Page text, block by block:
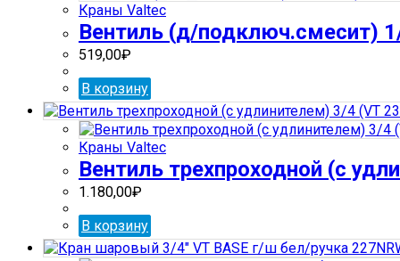
Краны Valtec
Вентиль (д/подключ.смесит)
519,00₽
В корзину
Краны Valtec
Вентиль трехпроходной (с
1.180,00₽
В корзину